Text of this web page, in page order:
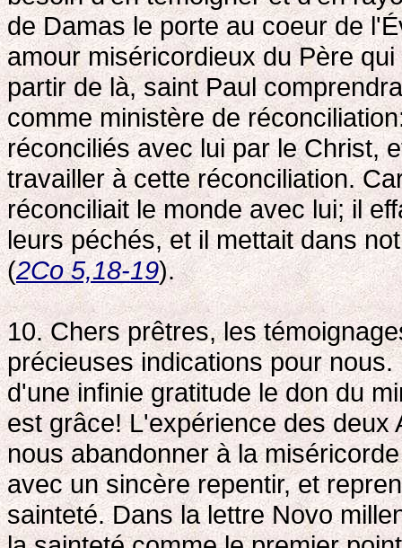
de Damas le porte au coeur de
amour miséricordieux du Père
partir de là, saint Paul
comme ministère de
réconciliés avec lui par le Christ,
travailler à cette réconciliation.
réconciliait le monde avec lui; il
leurs péchés, et il mettait dans
(2Co 5,18-19).
10. Chers prêtres, les
précieuses indications pour
d'une infinie gratitude le don du
est grâce! L'expérience des deux
nous abandonner à la
avec un sincère repentir, et
sainteté. Dans la lettre Novo